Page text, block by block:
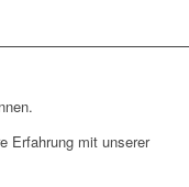
Erfahrung mit unserer